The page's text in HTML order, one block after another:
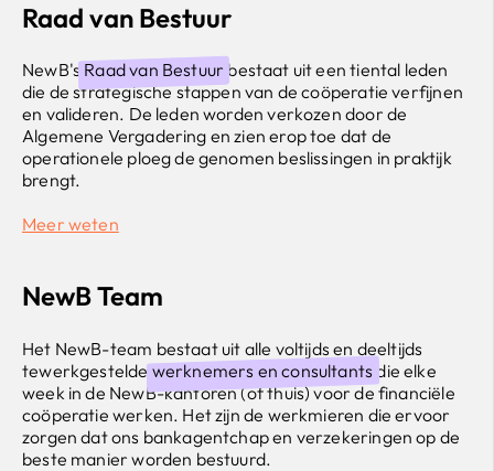
Raad van Bestuur
NewB's Raad van Bestuur bestaat uit een tiental leden
die de strategische stappen van de coöperatie verfijnen
en valideren. De leden worden verkozen door de
Algemene Vergadering en zien erop toe dat de
operationele ploeg de genomen beslissingen in praktijk
brengt.
Meer weten
NewB Team
Het NewB-team bestaat uit alle voltijds en deeltijds
tewerkgesteldewerknemers en consultants die elke
week in de NewB-kantoren (of thuis) voor de financiële
coöperatie werken. Het zijn de werkmieren die ervoor
zorgen dat ons bankagentchap en verzekeringen op de
beste manier worden bestuurd.